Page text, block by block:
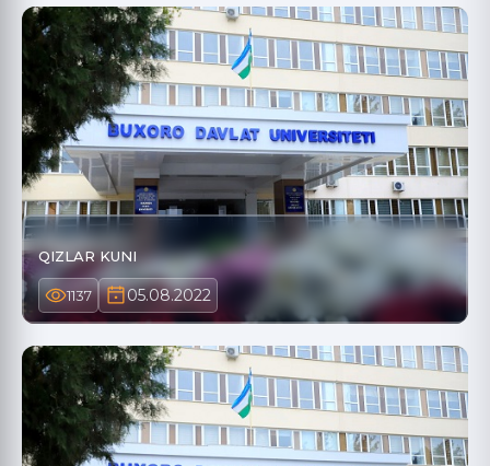
QIZLAR KUNI
1137 05.08.2022